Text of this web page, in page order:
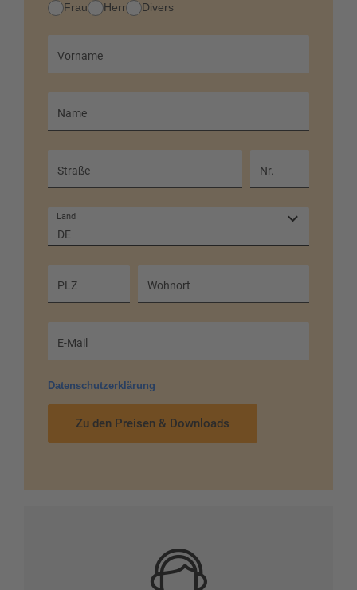
Anrede
Frau Herr Divers
Vorname
Name
Straße Nr.
Land
DE
PLZ Wohnort
E-Mail
Datenschutzerklärung
Zu den Preisen & Downloads